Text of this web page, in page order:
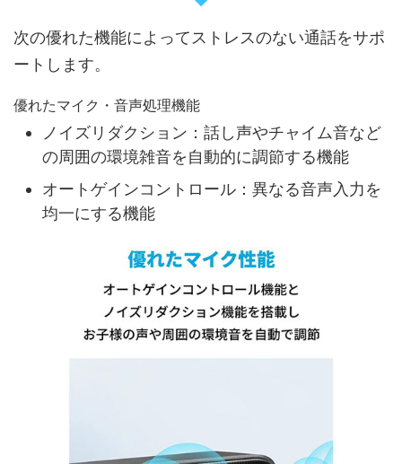
次の優れた機能によってストレスのない通話をサポ
ートします。
優れたマイク・音声処理機能
ノイズリダクション：話し声やチャイム音など
の周囲の環境雑音を自動的に調節する機能
オートゲインコントロール：異なる音声入力を
均一にする機能